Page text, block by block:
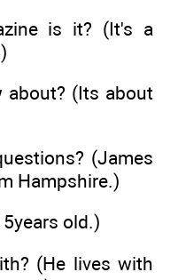
is it? (It's a
(Its about
(James
Hampshire.)
old.)
(He lives with